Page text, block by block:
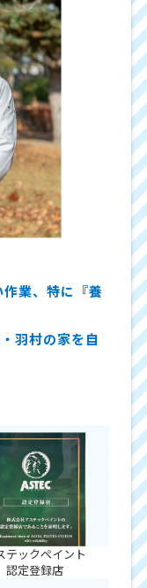
業、特に『養
羽村の家を自
テックペイント
認定登録店